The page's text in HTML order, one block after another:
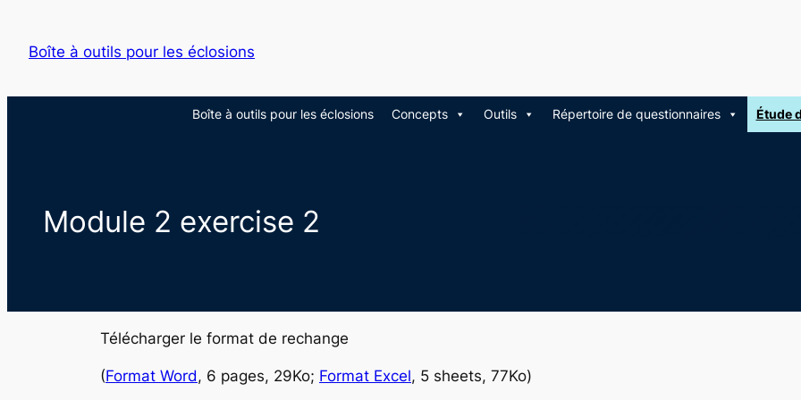
contenu
Boîte à outils pour les éclosions
Boîte à outils pour les éclosions Concepts Outils Répertoire de questionnaires Étude
Module 2 exercise 2
Télécharger le format de rechange
(Format Word, 6 pages, 29Ko; Format Excel, 5 sheets, 77Ko)